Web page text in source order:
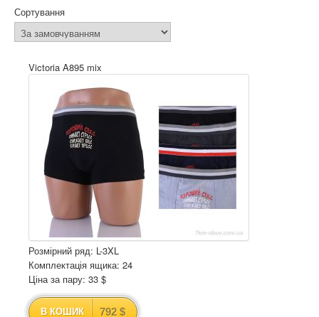
Сортування
Victoria A895 mix
Розмірний ряд: L-3XL
Комплектація ящика: 24
Ціна за пару: 33 $
В КОШИК 792 $